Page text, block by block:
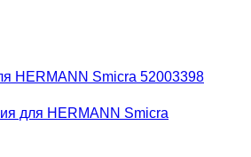
HERMANN Smicra 52003398